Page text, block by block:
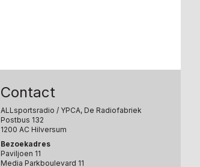
Contact
ALLsportsradio / YPCA, De Radiofabriek
Postbus 132
1200 AC Hilversum
Bezoekadres
Paviljoen 11
Media Parkboulevard 11